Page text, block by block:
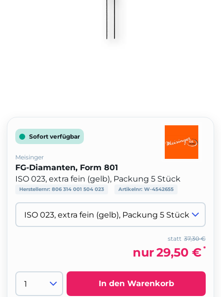
Sofort verfügbar
Meisinger
FG-Diamanten, Form 801
ISO 023, extra fein (gelb), Packung 5 Stück
Herstellernr: 806 314 001 504 023 Artikelnr: W-4542655
37,30 €
statt
nur29,50 € *
In den Warenkorb